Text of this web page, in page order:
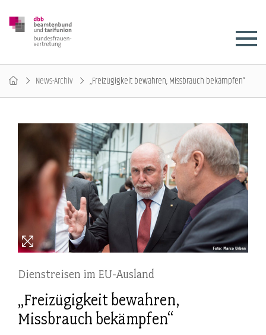
News-Archiv „Freizügigkeit bewahren, Missbrauch bekämpfen“
Dienstreisen im EU-Ausland
„Freizügigkeit bewahren,
Missbrauch bekämpfen“